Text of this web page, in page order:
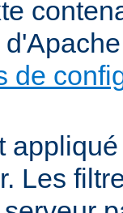
de
Les